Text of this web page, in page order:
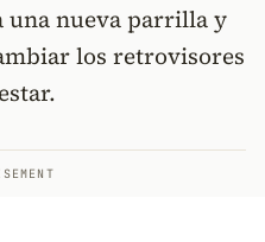
una nueva parrilla y
los retrovisores